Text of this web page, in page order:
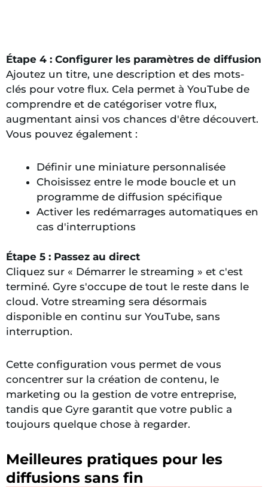
Étape 4 : Configurer les paramètres de diffusion
Ajoutez un titre, une description et des mots-
clés pour votre flux. Cela permet à YouTube de
comprendre et de catégoriser votre flux,
augmentant ainsi vos chances d'être découvert.
Vous pouvez également :
Définir une miniature personnalisée
Choisissez entre le mode boucle et un
programme de diffusion spécifique
Activer les redémarrages automatiques en
cas d'interruptions
Étape 5 : Passez au direct
Cliquez sur « Démarrer le streaming » et c'est
terminé. Gyre s'occupe de tout le reste dans le
cloud. Votre streaming sera désormais
disponible en continu sur YouTube, sans
interruption.
Cette configuration vous permet de vous
concentrer sur la création de contenu, le
marketing ou la gestion de votre entreprise,
tandis que Gyre garantit que votre public a
toujours quelque chose à regarder.
Meilleures pratiques pour les
diffusions sans fin